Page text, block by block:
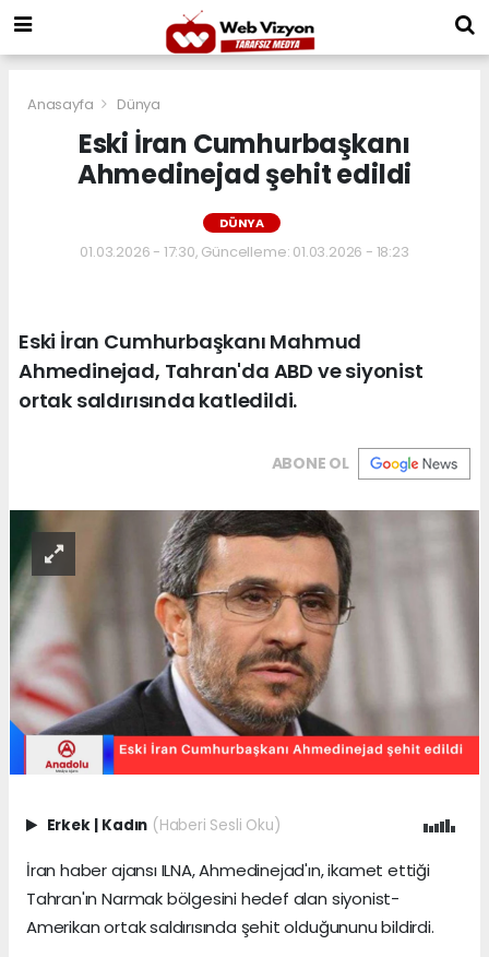
Anasayfa Dünya
Eski İran Cumhurbaşkanı
Ahmedinejad şehit edildi
DÜNYA
01.03.2026 - 17:30, Güncelleme: 01.03.2026 - 18:23
Eski İran Cumhurbaşkanı Mahmud
Ahmedinejad, Tahran'da ABD ve siyonist
ortak saldırısında katledildi.
ABONE OL
Erkek | Kadın (Haberi Sesli Oku)
İran haber ajansı ILNA, Ahmedinejad'ın, ikamet ettiği
Tahran'ın Narmak bölgesini hedef alan siyonist-
Amerikan ortak saldırısında şehit olduğununu bildirdi.